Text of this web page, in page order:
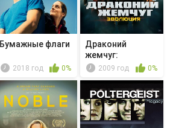
Бумажные флаги
2018 год 0%
Драконий
жемчуг:
Эволюция
2009 год 0%